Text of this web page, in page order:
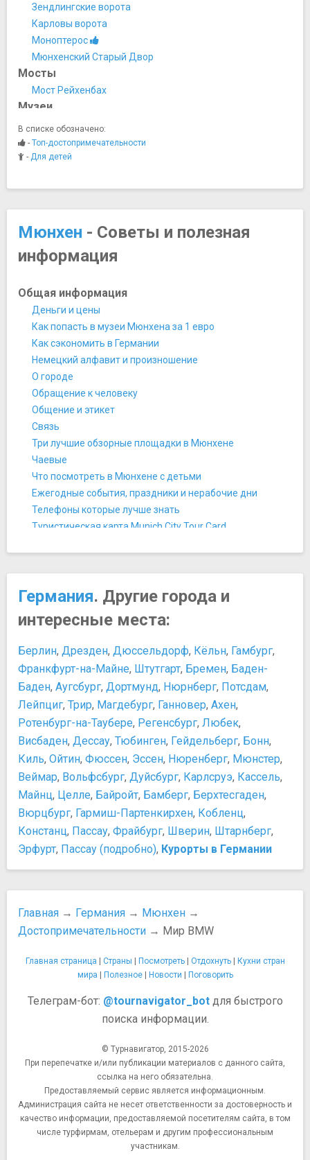
Зендлингские ворота
Карловы ворота
Моноптерос
Мюнхенский Старый Двор
Мосты
Мост Рейхенбах
Музеи
Баварский археологический музей
Баварский национальный музей
Галерея Шака
Городская галерея в доме Ленбаха
Египетский музей
Мир BMW
Музей Игрушек
Музей Пива и Октоберфеста
Музей рока
Мюнхенская резиденция
Мюнхенский городской музей
Немецкий музей
Немецкий музей охоты и рыболовства
Новая пинакотека
Пинакотека современности
Старая пинакотека
Ночная жизнь, рестораны, кабаре
Клуб Harry Klein
Ресторан L'Atelier gourmet
Ресторан Weisses Brauhaus
Хофбройхаус
Ворота Победы
Статуя Бавария
Статуя Джульетты
Парки и природные достопримечательности
Английский сад
Парк Вест
Хофгартен
Площади, улицы, фонтаны, районы
Кёнигсплац (королевская площадь)
Максимилианштрассе
Мариенплац
Одеонсплац
Площадь Макса Йозефа
Старая ратуша
Спортивные сооружения
Олимпийский стадион
Театры и концертные залы
Национальный театр
Старый театр в резиденции
Храмы, соборы, монастыри
Кафедральный собор Святых Новомучеников и
Исповедников Российских и Святителя Николая
Театинеркирхе
Фрауэнкирхе (Собор Пресвятой Девы Марии)
Активный отдых, аттракционы, развлечения
Аквариум Sea Life
Баварская Государственная Библиотека
Бронзовая фигура кабанчика
Виктуалиенмаркт
Главный вокзал Мюнхена
Глокеншпиль
Зоологическая государственная коллекция Мюнхена
В списке обозначено:
- Топ-достопримечательности
- Для детей
Мюнхен - Советы и полезная
информация
Общая информация
Деньги и цены
Как попасть в музеи Мюнхена за 1 евро
Как сэкономить в Германии
Немецкий алфавит и произношение
О городе
Обращение к человеку
Общение и этикет
Связь
Три лучшие обзорные площадки в Мюнхене
Чаевые
Что посмотреть в Мюнхене с детьми
​Ежегодные события, праздники и нерабочие дни
​Телефоны которые лучше знать
​Туристическая карта Munich City Tour Card
Германский винный путь
Персоны
Альберт Эйнштейн
Артур Шопенгауэр
Иоганн Себастьян Бах
Людвиг II Баварский. «Сказочный король», который не
любил войны и политику
Отто фон Бисмарк — первый канцлер Германской
империи
Рихард Вагнер — крупнейший немецкий композитор XIX
столетия
Рихард Штраус
Томас Манн
Фридрих Вильгельм Ницше
​Брамс Иоганнес
​Иммануил Кант
​Иоганн Вольфганг Гёте
​Людвиг Ван Бетховен
​Фридрих Энгельс
Развлечения и отдых
практических советов
Лучшие ночные клубы
попробовать
Покупки
Tax Free в Германии
Когда распродажи в Германии
Рынки и ярмарки
Что привезти из Германии?
Германия. Другие города и
интересные места:
Берлин, Дрезден, Дюссельдорф, Кёльн, Гамбург,
Франкфурт-на-Майне, Штутгарт, Бремен, Баден-
Баден, Аугсбург, Дортмунд, Нюрнберг, Потсдам,
Лейпциг, Трир, Магдебург, Ганновер, Ахен,
Ротенбург-на-Таубере, Регенсбург, Любек,
Висбаден, Дессау, Тюбинген, Гейдельберг, Бонн,
Киль, Ойтин, Фюссен, Эссен, Нюренберг, Мюнстер,
Веймар, Вольфсбург, Дуйсбург, Карлсруэ, Кассель,
Майнц, Целле, Байройт, Бамберг, Берхтесгаден,
Вюрцбург, Гармиш-Партенкирхен, Кобленц,
Констанц, Пассау, Фрайбург, Шверин, Штарнберг,
Эрфурт, Пассау (подробно), Курорты в Германии
Главная → Германия → Мюнхен →
Достопримечательности → Мир BMW
Главная страница | Страны | Посмотреть| Отдохнуть| Кухни стран
мира | Полезное| Новости | Поговорить
Телеграм-бот: @tournavigator_botдля быстрого
поиска информации.
© Турнавигатор, 2015-2026
При перепечатке и/или публикации материалов с данного сайта,
ссылка на него обязательна.
Предоставляемый сервис является информационным.
Администрация сайта не несет ответственности за достоверность и
качество информации, предоставляемой посетителям сайта, в том
числе турфирмам, отельерам и другим профессиональным
участникам.